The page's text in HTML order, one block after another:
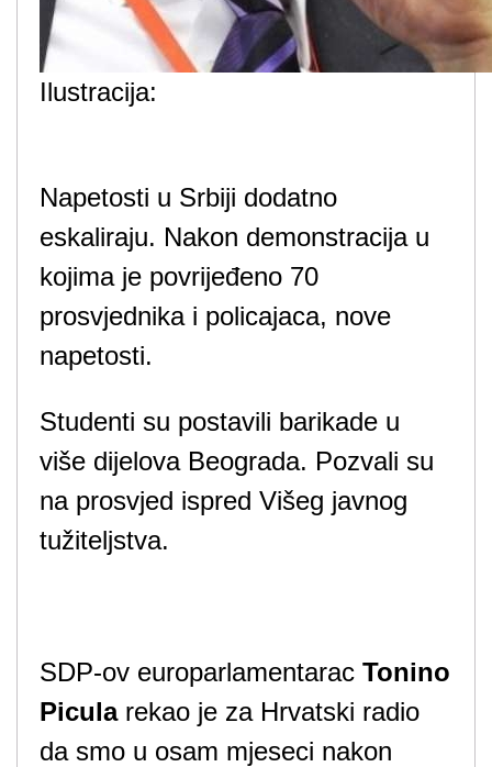
Ilustracija:
Napetosti u Srbiji dodatno
eskaliraju. Nakon demonstracija u
kojima je povrijeđeno 70
prosvjednika i policajaca, nove
napetosti.
Studenti su postavili barikade u
više dijelova Beograda. Pozvali su
na prosvjed ispred Višeg javnog
tužiteljstva.
SDP-ov europarlamentarac Tonino
Picularekao je za Hrvatski radio
da smo u osam mjeseci nakon